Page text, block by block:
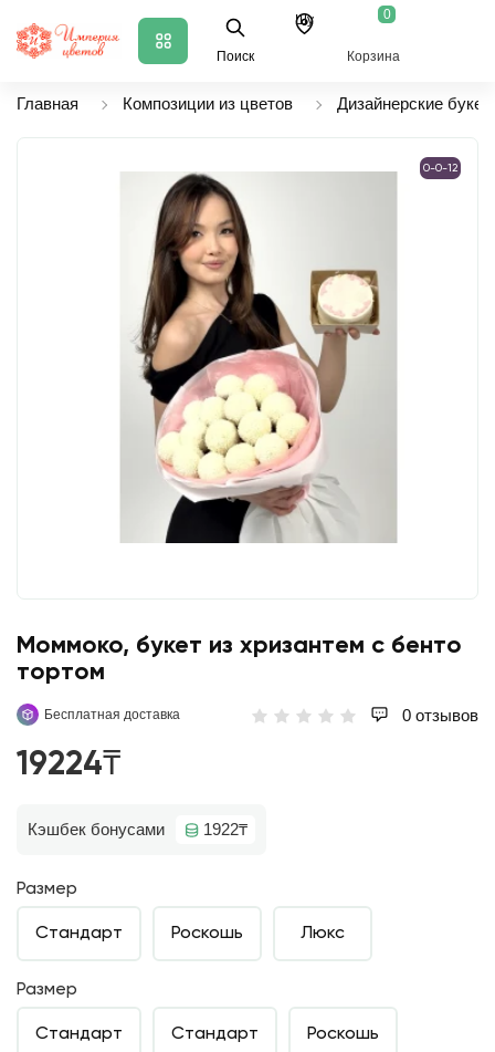
Поиск
Шу 0
Корзина
Главная Композиции из цветов Дизайнерские
0-0-12
Моммоко, букет из хризантем с бенто
тортом
Бесплатная доставка 0 отзывов
19224₸
Кэшбек бонусами 1922₸
Размер
Стандарт Роскошь Люкс
Размер
Стандарт Стандарт Роскошь